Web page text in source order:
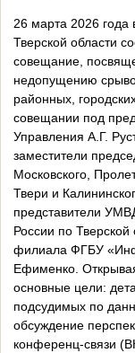
26 марта 2026 года
Тверской области
совещание,
недопущению
районных,
совещании под
Управления А.Г.
заместители
Московского,
Твери и
представители
России по Тверской
филиала ФГБУ
Ефименко.
основные цели:
подсудимых по
обсуждение
конференц-связи